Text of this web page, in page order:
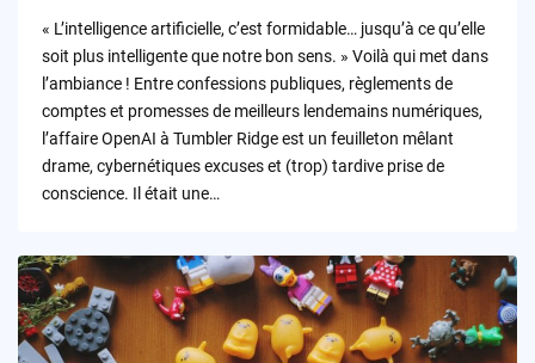
« L’intelligence artificielle, c’est formidable… jusqu’à ce qu’elle
soit plus intelligente que notre bon sens. » Voilà qui met dans
l’ambiance ! Entre confessions publiques, règlements de
comptes et promesses de meilleurs lendemains numériques,
l’affaire OpenAI à Tumbler Ridge est un feuilleton mêlant
drame, cybernétiques excuses et (trop) tardive prise de
conscience. Il était une…